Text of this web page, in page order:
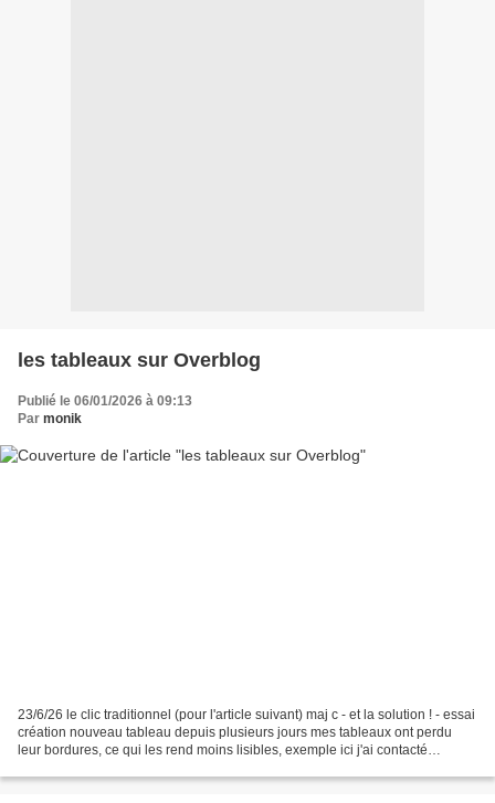
les tableaux sur Overblog
Publié le 06/01/2026 à 09:13
Par monik
23/6/26 le clic traditionnel (pour l'article suivant) maj c - et la solution ! - essai
création nouveau tableau depuis plusieurs jours mes tableaux ont perdu
leur bordures, ce qui les rend moins lisibles, exemple ici j'ai contacté